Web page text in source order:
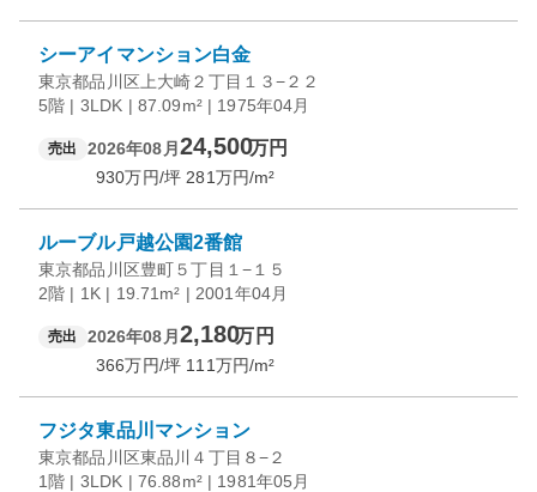
シーアイマンション白金
東京都品川区上大崎２丁目１３−２２
5階 | 3LDK | 87.09m² | 1975年04月
売出 2026年08月 24,500万円
930万円/坪 281万円/m²
ルーブル戸越公園2番館
東京都品川区豊町５丁目１−１５
2階 | 1K | 19.71m² | 2001年04月
売出 2026年08月 2,180万円
366万円/坪 111万円/m²
フジタ東品川マンション
東京都品川区東品川４丁目８−２
1階 | 3LDK | 76.88m² | 1981年05月